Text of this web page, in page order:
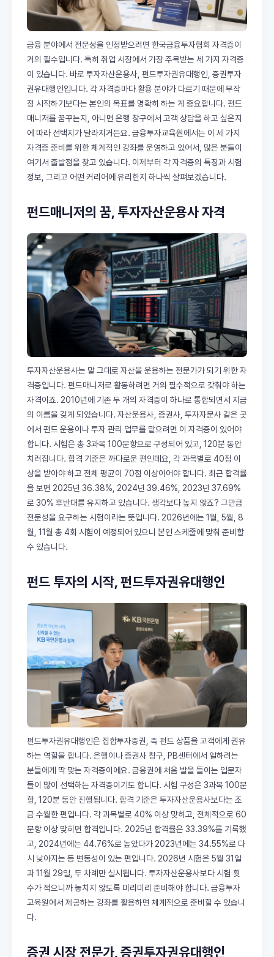
금융 분야에서 전문성을 인정받으려면 한국금융투자협회 자격증이
거의 필수입니다. 특히 취업 시장에서 가장 주목받는 세 가지 자격증
이 있습니다. 바로 투자자산운용사, 펀드투자권유대행인, 증권투자
권유대행인입니다. 각 자격증마다 활용 분야가 다르기 때문에 무작
정 시작하기보다는 본인의 목표를 명확히 하는 게 중요합니다. 펀드
매니저를 꿈꾸는지, 아니면 은행 창구에서 고객 상담을 하고 싶은지
에 따라 선택지가 달라지거든요. 금융투자교육원에서는 이 세 가지
자격증 준비를 위한 체계적인 강좌를 운영하고 있어서, 많은 분들이
여기서 출발점을 찾고 있습니다. 이제부터 각 자격증의 특징과 시험
정보, 그리고 어떤 커리어에 유리한지 하나씩 살펴보겠습니다.
펀드매니저의 꿈, 투자자산운용사 자격
투자자산운용사는 말 그대로 자산을 운용하는 전문가가 되기 위한 자
격증입니다. 펀드매니저로 활동하려면 거의 필수적으로 갖춰야 하는
자격이죠. 2010년에 기존 두 개의 자격증이 하나로 통합되면서 지금
의 이름을 갖게 되었습니다. 자산운용사, 증권사, 투자자문사 같은 곳
에서 펀드 운용이나 투자 관리 업무를 맡으려면 이 자격증이 있어야
합니다. 시험은 총 3과목 100문항으로 구성되어 있고, 120분 동안
치러집니다. 합격 기준은 까다로운 편인데요, 각 과목별로 40점 이
상을 받아야 하고 전체 평균이 70점 이상이어야 합니다. 최근 합격률
을 보면 2025년 36.38%, 2024년 39.46%, 2023년 37.69%
로 30% 후반대를 유지하고 있습니다. 생각보다 높지 않죠? 그만큼
전문성을 요구하는 시험이라는 뜻입니다. 2026년에는 1월, 5월, 8
월, 11월 총 4회 시험이 예정되어 있으니 본인 스케줄에 맞춰 준비할
수 있습니다.
펀드 투자의 시작, 펀드투자권유대행인
펀드투자권유대행인은 집합투자증권, 즉 펀드 상품을 고객에게 권유
하는 역할을 합니다. 은행이나 증권사 창구, PB센터에서 일하려는
분들에게 딱 맞는 자격증이에요. 금융권에 처음 발을 들이는 입문자
들이 많이 선택하는 자격증이기도 합니다. 시험 구성은 3과목 100문
항, 120분 동안 진행됩니다. 합격 기준은 투자자산운용사보다는 조
금 수월한 편입니다. 각 과목별로 40% 이상 맞히고, 전체적으로 60
문항 이상 맞히면 합격입니다. 2025년 합격률은 33.39%를 기록했
고, 2024년에는 44.76%로 높았다가 2023년에는 34.55%로 다
시 낮아지는 등 변동성이 있는 편입니다. 2026년 시험은 5월 31일
과 11월 29일, 두 차례만 실시됩니다. 투자자산운용사보다 시험 횟
수가 적으니까 놓치지 않도록 미리미리 준비해야 합니다. 금융투자
교육원에서 제공하는 강좌를 활용하면 체계적으로 준비할 수 있습니
다.
증권 시장 전문가, 증권투자권유대행인